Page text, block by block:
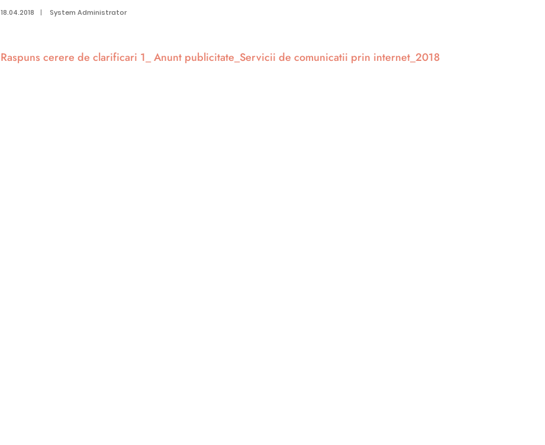
18.04.2018 | System Administrator
Raspuns cerere de clarificari 1_ Anunt publicitate_Servicii de comunicatii prin internet_2018